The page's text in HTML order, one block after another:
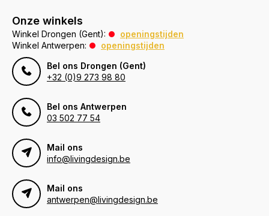
Onze winkels
Winkel Drongen (Gent):
openingstijden
Winkel Antwerpen:
openingstijden
Bel ons Drongen (Gent)
+32 (0)9 273 98 80
Bel ons Antwerpen
03 502 77 54
Mail ons
info@livingdesign.be
Mail ons
antwerpen@livingdesign.be